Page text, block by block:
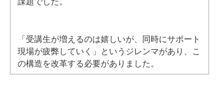
「受講生が増えるのは嬉しいが、同時にサポート
現場が疲弊していく」というジレンマがあり、こ
の構造を改革する必要がありました。